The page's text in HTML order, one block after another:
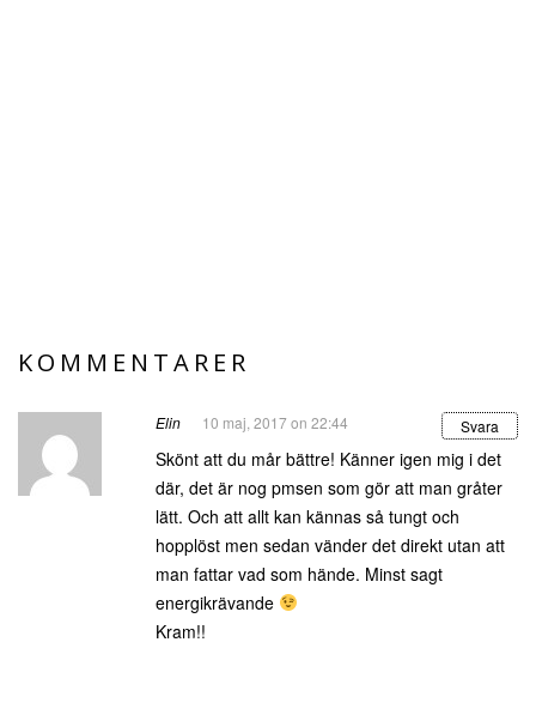
KOMMENTARER
Elin 10 maj, 2017 on 22:44 Svara
Skönt att du mår bättre! Känner igen mig i det
där, det är nog pmsen som gör att man gråter
lätt. Och att allt kan kännas så tungt och
hopplöst men sedan vänder det direkt utan att
man fattar vad som hände. Minst sagt
energikrävande
Kram!!